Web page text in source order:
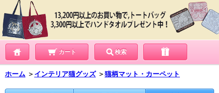
カート 検索
ホーム ＞ インテリア猫グッズ ＞猫柄マット・カーペット